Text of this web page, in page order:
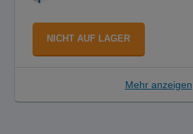
NICHT AUF LAGER
Mehr anzeigen